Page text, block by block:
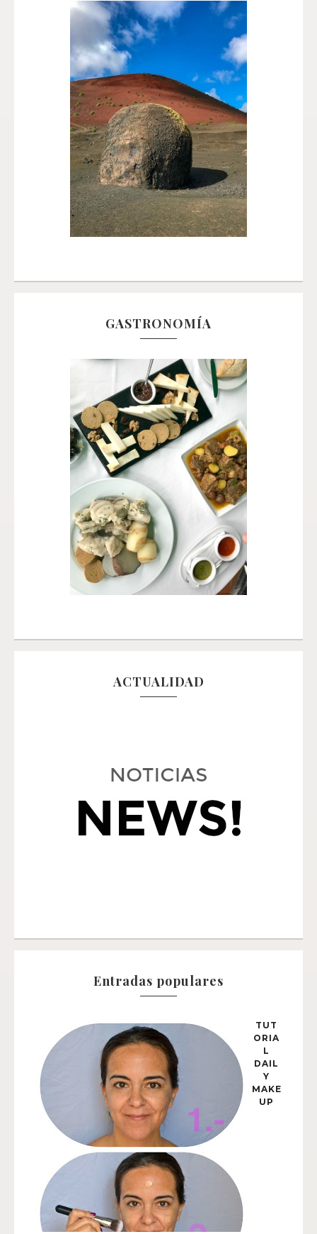
GASTRONOMÍA
ACTUALIDAD
Entradas populares
TUT
ORIA
L
DAIL
Y
MAKE
UP